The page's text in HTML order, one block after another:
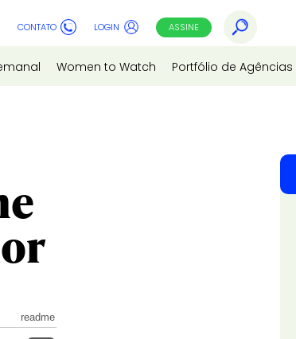
CONTATO LOGIN ASSINE
Women to Watch Portfólio de Agências
readme